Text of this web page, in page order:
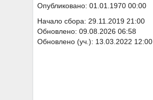
Опубликовано: 01.01.1970 00:00
Начало сбора: 29.11.2019 21:00
Обновлено: 09.08.2026 06:58
Обновлено (уч.): 13.03.2022 12:00